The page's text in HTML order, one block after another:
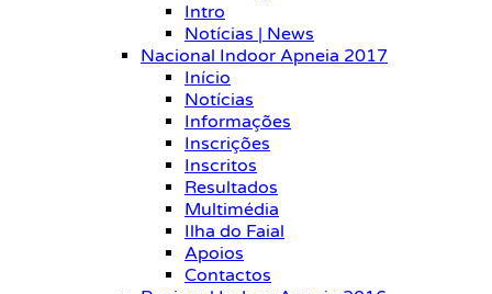
Intro
Notícias | News
Nacional Indoor Apneia 2017
Início
Notícias
Informações
Inscrições
Inscritos
Resultados
Multimédia
Ilha do Faial
Apoios
Contactos